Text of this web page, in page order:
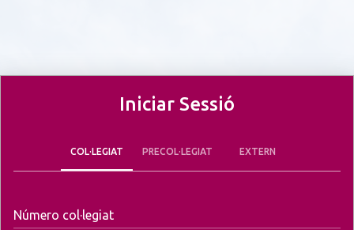
Iniciar Sessió
COL·LEGIAT PRECOL·LEGIAT EXTERN
Número col·legiat